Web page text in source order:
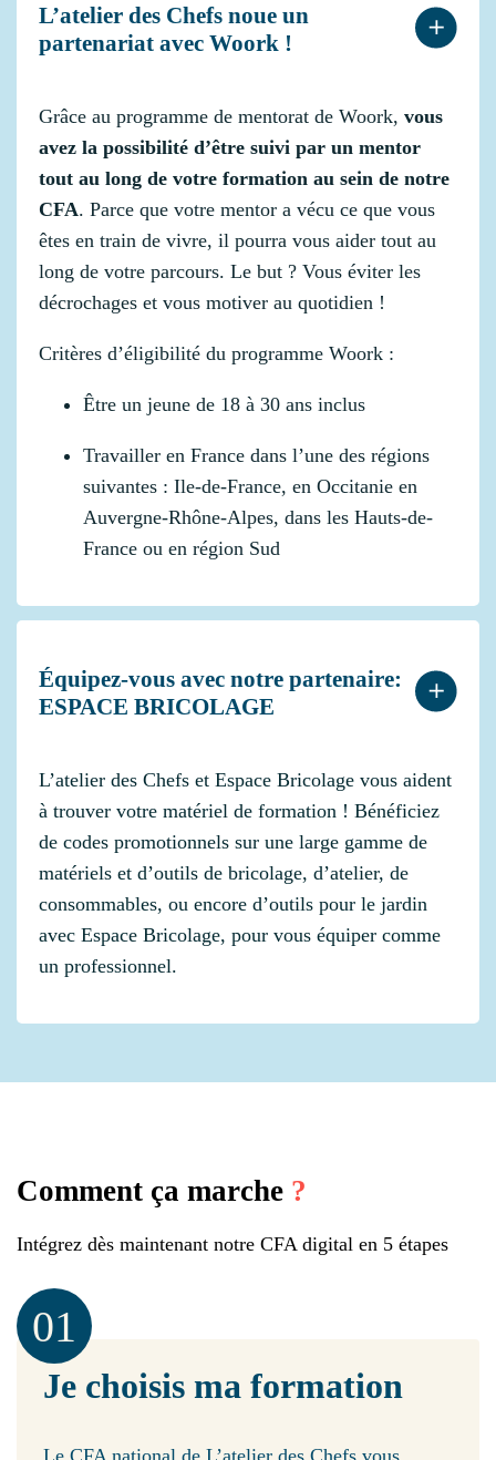
L’atelier des Chefs noue un
partenariat avec Woork !
Grâce au programme de mentorat de Woork, vous
avez la possibilité d’être suivi par un mentor
tout au long de votre formation au sein de notre
CFA. Parce que votre mentor a vécu ce que vous
êtes en train de vivre, il pourra vous aider tout au
long de votre parcours. Le but ? Vous éviter les
décrochages et vous motiver au quotidien !
Critères d’éligibilité du programme Woork :
Être un jeune de 18 à 30 ans inclus
Travailler en France dans l’une des régions
suivantes : Ile-de-France, en Occitanie en
Auvergne-Rhône-Alpes, dans les Hauts-de-
France ou en région Sud
Équipez-vous avec notre partenaire:
ESPACE BRICOLAGE
L’atelier des Chefs et Espace Bricolage vous aident
à trouver votre matériel de formation ! Bénéficiez
de codes promotionnels sur une large gamme de
matériels et d’outils de bricolage, d’atelier, de
consommables, ou encore d’outils pour le jardin
avec Espace Bricolage, pour vous équiper comme
un professionnel.
Comment ça marche ?
Intégrez dès maintenant notre CFA digital en 5 étapes
01
Je choisis ma formation